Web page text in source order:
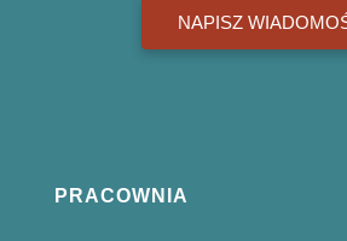
NAPISZ
PRACOWNIA